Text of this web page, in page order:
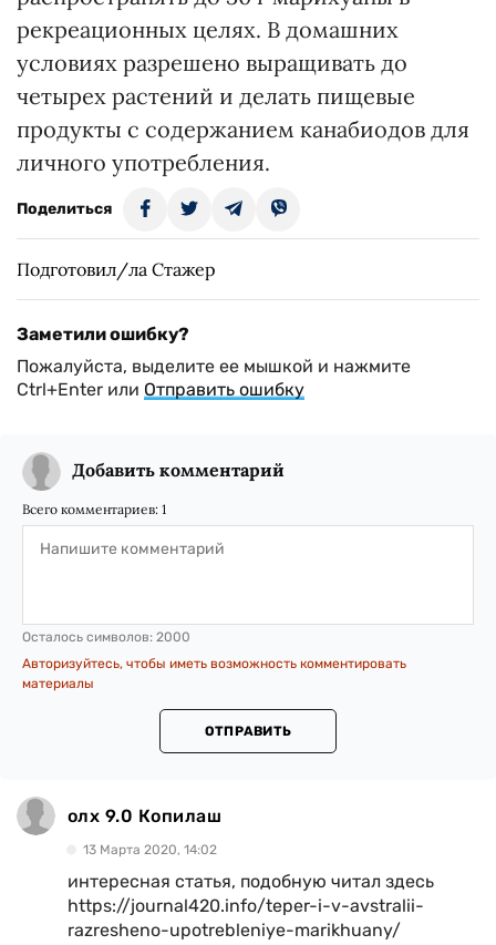
рекреационных целях. В домашних
условиях разрешено выращивать до
четырех растений и делать пищевые
продукты с содержанием канабиодов для
личного употребления.
Поделиться
Подготовил/ла Стажер
Заметили ошибку?
Пожалуйста, выделите ее мышкой и нажмите
Ctrl+Enter или Отправить ошибку
Добавить комментарий
Всего комментариев: 1
Осталось символов: 2000
Авторизуйтесь, чтобы иметь возможность комментировать
материалы
ОТПРАВИТЬ
олх 9.0 Копилаш
13 Марта 2020, 14:02
интересная статья, подобную читал здесь
https://journal420.info/teper-i-v-avstralii-
razresheno-upotrebleniye-marikhuany/